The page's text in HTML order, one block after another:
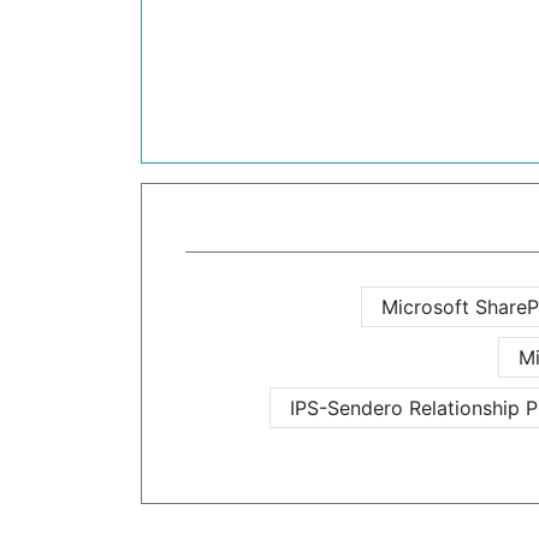
Microsoft
IPS-Sendero Relationship